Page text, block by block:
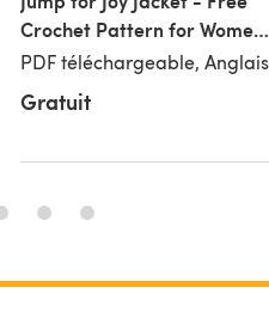
Crochet Pattern for Women
in Paintbox Yarns Wool
Blend Super Chunky
PDF téléchargeable, Anglais
Gratuit